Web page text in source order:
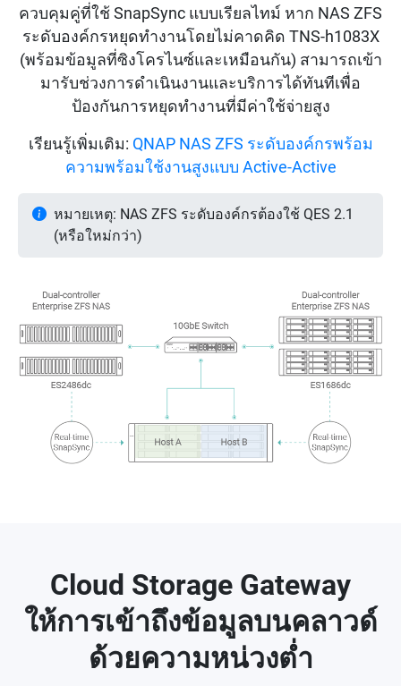
ควบคุมคู่ที่ใช้ SnapSync แบบเรียลไทม์ หาก NAS ZFS
ระดับองค์กรหยุดทำงานโดยไม่คาดคิด TNS-h1083X
(พร้อมข้อมูลที่ซิงโครไนซ์และเหมือนกัน) สามารถเข้า
มารับช่วงการดำเนินงานและบริการได้ทันทีเพื่อ
ป้องกันการหยุดทำงานที่มีค่าใช้จ่ายสูง
เรียนรู้เพิ่มเติม: QNAP NAS ZFS ระดับองค์กรพร้อม
ความพร้อมใช้งานสูงแบบ Active-Active
หมายเหตุ: NAS ZFS ระดับองค์กรต้องใช้ QES 2.1
(หรือใหม่กว่า)
Cloud Storage Gateway
ให้การเข้าถึงข้อมูลบนคลาวด์
ด้วยความหน่วงต่ำ